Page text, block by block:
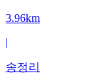
3.96km
|
송정리